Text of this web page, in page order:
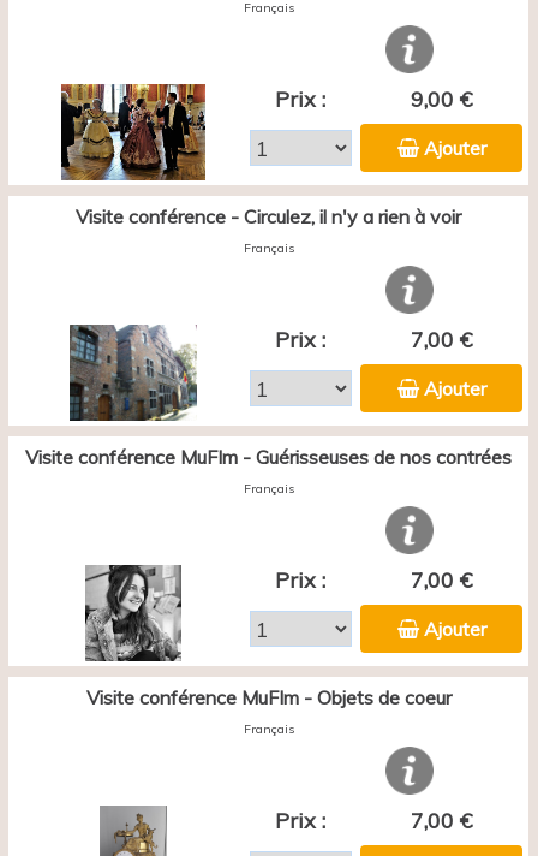
Français
Prix : 9,00 €
Ajouter
Visite conférence - Circulez, il n'y a rien à voir
Français
Prix : 7,00 €
Ajouter
Visite conférence MuFIm - Guérisseuses de nos contrées
Français
Prix : 7,00 €
Ajouter
Visite conférence MuFIm - Objets de coeur
Français
Prix : 7,00 €